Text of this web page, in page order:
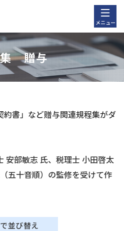
メニュー
贈与
約書」など贈与関連規程集がダ
安部敏志 氏、税理士 小田啓太
五十音順）の監修を受けて作
並び替え